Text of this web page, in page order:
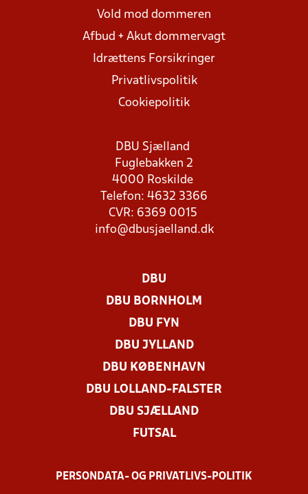
Vold mod dommeren
Afbud + Akut dommervagt
Idrættens Forsikringer
Privatlivspolitik
Cookiepolitik
DBU Sjælland
Fuglebakken 2
4000 Roskilde
Telefon: 4632 3366
CVR: 6369 0015
info@dbusjaelland.dk
DBU
DBU BORNHOLM
DBU FYN
DBU JYLLAND
DBU KØBENHAVN
DBU LOLLAND-FALSTER
DBU SJÆLLAND
FUTSAL
PERSONDATA- OG PRIVATLIVS-POLITIK